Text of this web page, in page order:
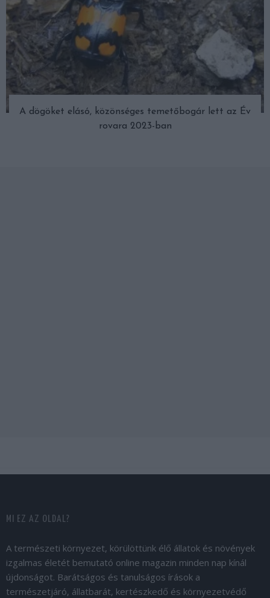
A dögöket elásó, közönséges temetőbogár lett az Év
rovara 2023-ban
MI EZ AZ OLDAL?
A természeti környezet, körülöttünk élő állatok és növények
izgalmas életét bemutató online magazin minden nap kínál
újdonságot. Barátságos és tanulságos írások a
természetjáró, állatbarát, kertészkedő és környezetvédő